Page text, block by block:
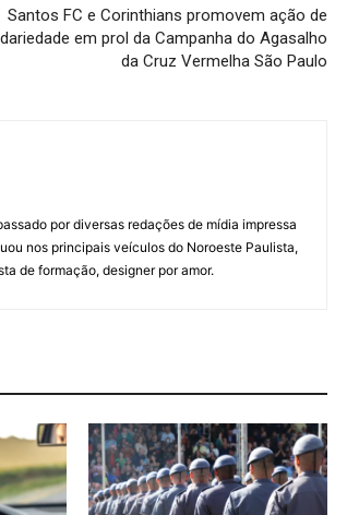
Santos FC e Corinthians promovem ação de
em prol da Campanha do Agasalho
da Cruz Vermelha São Paulo
por diversas redações de mídia impressa
nos principais veículos do Noroeste Paulista,
de formação, designer por amor.